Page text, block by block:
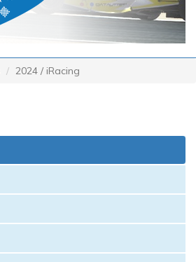
2024 / iRacing